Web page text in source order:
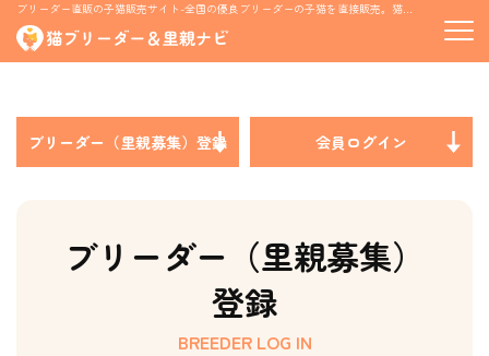
ブリーダー直販の子猫販売サイト-全国の優良ブリーダーの子猫を直接販売。猫の里親募集情報も掲載
ブリーダー（里親募集）登録 会員ログイン
ブリーダー（里親募集）
登録
BREEDER LOG IN